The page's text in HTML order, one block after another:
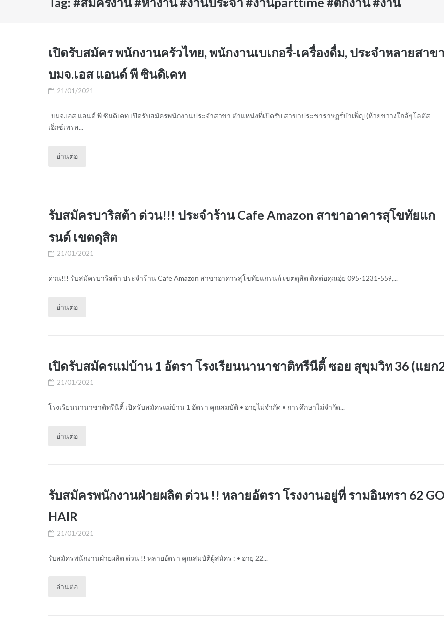
เปิดรับสมัคร พนักงานครัวไทย, พนักงานเบเกอรี่-เครื่องดื่ม, ประจำหลายสาขา
บมจ.เอส แอนด์ พี ซินดิเคท
21/01/2021
บมจ.เอส แอนด์ พี ซินดิเคท เปิดรับสมัครพนักงานประจำสาขา ตำแหน่งที่เปิดรับ สาขาประชาราษฏร์บำเพ็ญ (ห้วยขวางใกล้ๆโลตัส
เอ็กซ์เพรส...
อ่านต่อ
รับสมัครบาริสต้า ด่วน!!! ประจำร้าน Cafe Amazon สาขาอาคารสุโขทัยแก
รนด์ เขตดุสิต
21/01/2021
ด่วน!!! รับสมัครบาริสต้า ประจำร้าน Cafe Amazon สาขาอาคารสุโขทัยแกรนด์ เขตดุสิต ติดต่อคุณอุ๋ย 095-1231-559,...
อ่านต่อ
เปิดรับสมัครแม่บ้าน 1 อัตรา โรงเรียนนานาชาติทรีนีตี้ ซอย สุขุมวิท 36 (แยก
21/01/2021
โรงเรียนนานาชาติทรีนีตี้ เปิดรับสมัครแม่บ้าน 1 อัตรา คุณสมบัติ • อายุไม่จำกัด • การศึกษาไม่จำกัด...
อ่านต่อ
รับสมัครพนักงานฝ่ายผลิต ด่วน !! หลายอัตรา โรงงานอยู่ที่ รามอินทรา 62 GO
HAIR
21/01/2021
รับสมัครพนักงานฝ่ายผลิต ด่วน !! หลายอัตรา คุณสมบัติผู้สมัคร : • อายุ 22...
อ่านต่อ